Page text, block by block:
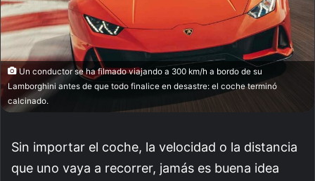
Un conductor se ha filmado viajando a 300 km/h a bordo de su
Lamborghini antes de que todo finalice en desastre: el coche terminó
calcinado.
Sin importar el coche, la velocidad o la distancia
que uno vaya a recorrer, jamás es buena idea